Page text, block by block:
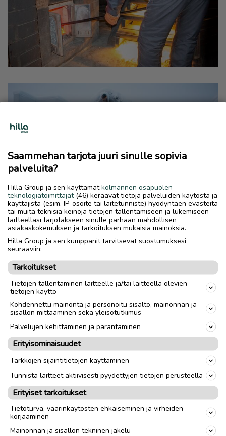
Saammehan tarjota juuri sinulle sopivia
palveluita?
Hilla Group ja sen käyttämätkolmannen osapuolen
teknologiatoimittajat(46) keräävät tietoja palveluiden käytöstä ja
käyttäjistä (esim. IP-osoite tai laitetunniste) hyödyntäen evästeitä
tai muita teknisiä keinoja tietojen tallentamiseen ja lukemiseen
laitteellasi tarjotakseen sinulle parhaan mahdollisen
asiakaskokemuksen ja tarkoituksen mukaisia mainoksia.
Hilla Group ja sen kumppanit tarvitsevat suostumuksesi
seuraaviin:
Tarkoitukset
Tietojen tallentaminen laitteelle ja/tai laitteella olevien
tietojen käyttö
Kohdennettu mainonta ja personoitu sisältö, mainonnan ja
sisällön mittaaminen sekä yleisötutkimus
Palvelujen kehittäminen ja parantaminen
Erityisominaisuudet
Tarkkojen sijaintitietojen käyttäminen
Tunnista laitteet aktiivisesti pyydettyjen tietojen perusteella
Erityiset tarkoitukset
Tietoturva, väärinkäytösten ehkäiseminen ja virheiden
korjaaminen
Mainonnan ja sisällön tekninen jakelu